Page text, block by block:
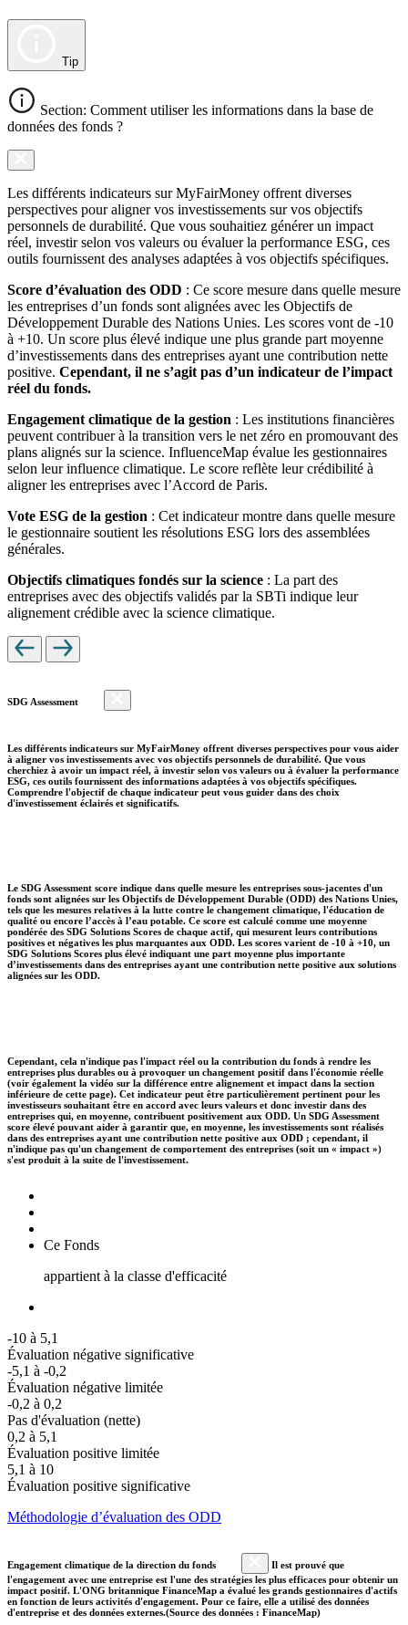
Tip
Section: Comment utiliser les informations dans la base de
données des fonds ?
Les différents indicateurs sur MyFairMoney offrent diverses
perspectives pour aligner vos investissements sur vos objectifs
personnels de durabilité. Que vous souhaitiez générer un impact
réel, investir selon vos valeurs ou évaluer la performance ESG, ces
outils fournissent des analyses adaptées à vos objectifs spécifiques.
Score d’évaluation des ODD : Ce score mesure dans quelle mesure
les entreprises d’un fonds sont alignées avec les Objectifs de
Développement Durable des Nations Unies. Les scores vont de -10
à +10. Un score plus élevé indique une plus grande part moyenne
d’investissements dans des entreprises ayant une contribution nette
positive. Cependant, il ne s’agit pas d’un indicateur de l’impact
réel du fonds.
Engagement climatique de la gestion : Les institutions financières
peuvent contribuer à la transition vers le net zéro en promouvant des
plans alignés sur la science. InfluenceMap évalue les gestionnaires
selon leur influence climatique. Le score reflète leur crédibilité à
aligner les entreprises avec l’Accord de Paris.
Vote ESG de la gestion : Cet indicateur montre dans quelle mesure
le gestionnaire soutient les résolutions ESG lors des assemblées
générales.
Objectifs climatiques fondés sur la science : La part des
entreprises avec des objectifs validés par la SBTi indique leur
alignement crédible avec la science climatique.
SDG Assessment
Les différents indicateurs sur MyFairMoney offrent diverses perspectives pour vous aider
à aligner vos investissements avec vos objectifs personnels de durabilité. Que vous
cherchiez à avoir un impact réel, à investir selon vos valeurs ou à évaluer la performance
ESG, ces outils fournissent des informations adaptées à vos objectifs spécifiques.
Comprendre l'objectif de chaque indicateur peut vous guider dans des choix
d'investissement éclairés et significatifs.
Le SDG Assessment score indique dans quelle mesure les entreprises sous-jacentes d'un
fonds sont alignées sur les Objectifs de Développement Durable (ODD) des Nations Unies,
tels que les mesures relatives à la lutte contre le changement climatique, l'éducation de
qualité ou encore l’accès à l’eau potable. Ce score est calculé comme une moyenne
pondérée des SDG Solutions Scores de chaque actif, qui mesurent leurs contributions
positives et négatives les plus marquantes aux ODD. Les scores varient de -10 à +10, un
SDG Solutions Scores plus élevé indiquant une part moyenne plus importante
d’investissements dans des entreprises ayant une contribution nette positive aux solutions
alignées sur les ODD.
Cependant, cela n'indique pas l'impact réel ou la contribution du fonds à rendre les
entreprises plus durables ou à provoquer un changement positif dans l'économie réelle
(voir également la vidéo sur la différence entre alignement et impact dans la section
inférieure de cette page). Cet indicateur peut être particulièrement pertinent pour les
investisseurs souhaitant être en accord avec leurs valeurs et donc investir dans des
entreprises qui, en moyenne, contribuent positivement aux ODD. Un SDG Assessment
score élevé pouvant aider à garantir que, en moyenne, les investissements sont réalisés
dans des entreprises ayant une contribution nette positive aux ODD ; cependant, il
n'indique pas qu'un changement de comportement des entreprises (soit un « impact »)
s'est produit à la suite de l'investissement.
Ce Fonds
appartient à la classe d'efficacité
-10 à 5,1
Évaluation négative significative
-5,1 à -0,2
Évaluation négative limitée
-0,2 à 0,2
Pas d'évaluation (nette)
0,2 à 5,1
Évaluation positive limitée
5,1 à 10
Évaluation positive significative
Méthodologie d’évaluation des ODD
Engagement climatique de la direction du fonds
Il est prouvé que
l'engagement avec une entreprise est l'une des stratégies les plus efficaces pour obtenir un
impact positif. L'ONG britannique FinanceMap a évalué les grands gestionnaires d'actifs
en fonction de leurs activités d'engagement. Pour ce faire, elle a utilisé des données
d'entreprise et des données externes.(Source des données : FinanceMap)